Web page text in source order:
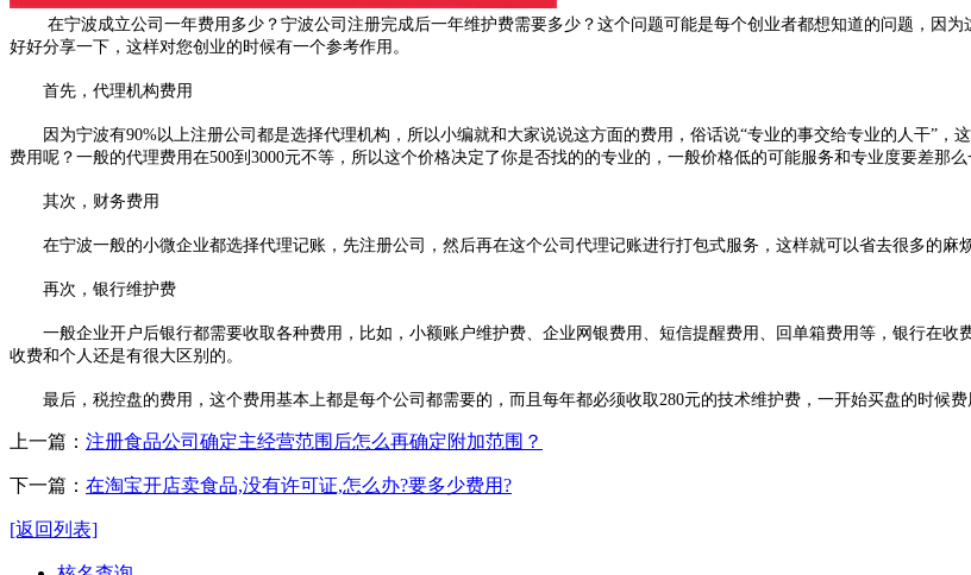
在宁波成立公司一年费用多少？宁波公司注册完成后一年维护费需要多少？这个问题可能是每个创业者都想知道的问题，因为
好好分享一下，这样对您创业的时候有一个参考作用。
首先，代理机构费用
因为宁波有90%以上注册公司都是选择代理机构，所以小编就和大家说说这方面的费用，俗话说“专业的事交给专业的人干”，
费用呢？一般的代理费用在500到3000元不等，所以这个价格决定了你是否找的的专业的，一般价格低的可能服务和专业度要差那么
其次，财务费用
在宁波一般的小微企业都选择代理记账，先注册公司，然后再在这个公司代理记账进行打包式服务，这样就可以省去很多的麻
再次，银行维护费
一般企业开户后银行都需要收取各种费用，比如，小额账户维护费、企业网银费用、短信提醒费用、回单箱费用等，银行在收
收费和个人还是有很大区别的。
最后，税控盘的费用，这个费用基本上都是每个公司都需要的，而且每年都必须收取280元的技术维护费，一开始买盘的时候费
上一篇： 注册食品公司确定主经营范围后怎么再确定附加范围？
下一篇： 在淘宝开店卖食品,没有许可证,怎么办?要多少费用?
[返回列表]